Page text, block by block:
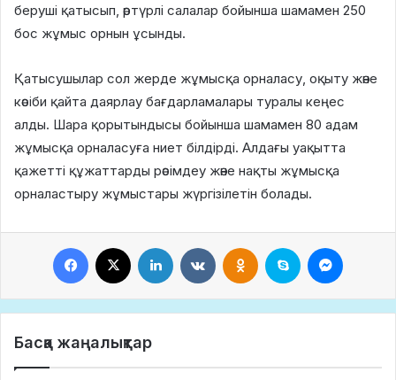
беруші қатысып, әртүрлі салалар бойынша шамамен 250
бос жұмыс орнын ұсынды.
Қатысушылар сол жерде жұмысқа орналасу, оқыту және
кәсіби қайта даярлау бағдарламалары туралы кеңес
алды. Шара қорытындысы бойынша шамамен 80 адам
жұмысқа орналасуға ниет білдірді. Алдағы уақытта
қажетті құжаттарды рәсімдеу және нақты жұмысқа
орналастыру жұмыстары жүргізілетін болады.
Facebook LinkedIn VKontakteOdnoklassniki
Skype
Басқа жаңалықтар